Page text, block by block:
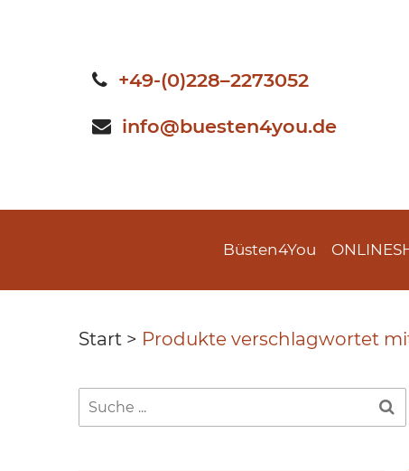
+49-(0)228–2273052
info@buesten4you.de
Büsten4You
Start > Produkte verschlagwortet